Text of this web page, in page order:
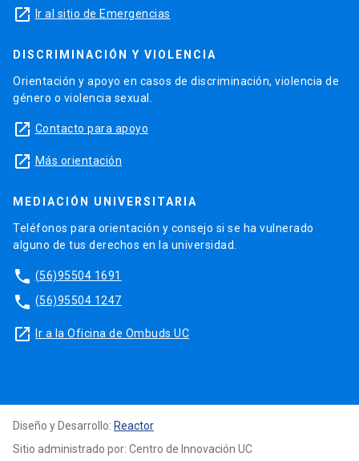
launch Ir al sitio de Emergencias
DISCRIMINACIÓN Y VIOLENCIA
Orientación y apoyo en casos de discriminación, violencia de
género o violencia sexual.
launch Contacto para apoyo
launch Más orientación
MEDIACIÓN UNIVERSITARIA
Teléfonos para orientación y consejo si se ha vulnerado
alguno de tus derechos en la universidad.
phone (56)95504 1691
phone (56)95504 1247
launch Ir a la Oficina de Ombuds UC
Diseño y Desarrollo: Reactor
Sitio administrado por: Centro de Innovación UC